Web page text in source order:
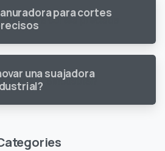
para cortes
una suajadora